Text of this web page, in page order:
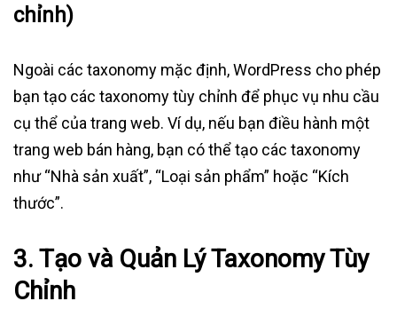
chỉnh)
Ngoài các taxonomy mặc định, WordPress cho phép
bạn tạo các taxonomy tùy chỉnh để phục vụ nhu cầu
cụ thể của trang web. Ví dụ, nếu bạn điều hành một
trang web bán hàng, bạn có thể tạo các taxonomy
như “Nhà sản xuất”, “Loại sản phẩm” hoặc “Kích
thước”.
3. Tạo và Quản Lý Taxonomy Tùy
Chỉnh